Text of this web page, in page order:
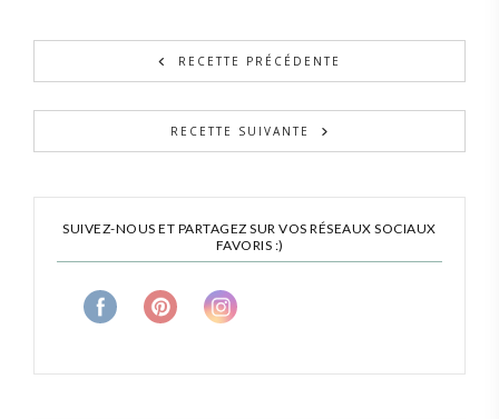
RECETTE PRÉCÉDENTE
RECETTE SUIVANTE
SUIVEZ-NOUS ET PARTAGEZ SUR VOS RÉSEAUX SOCIAUX
FAVORIS :)